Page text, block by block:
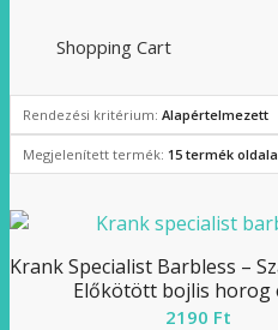
Shopping Cart
Rendezési kritérium: Alapértelmezett
Megjelenített termék: 15 termék
Krank Specialist Barbless –
Előkötött bojlis horog
2190 Ft